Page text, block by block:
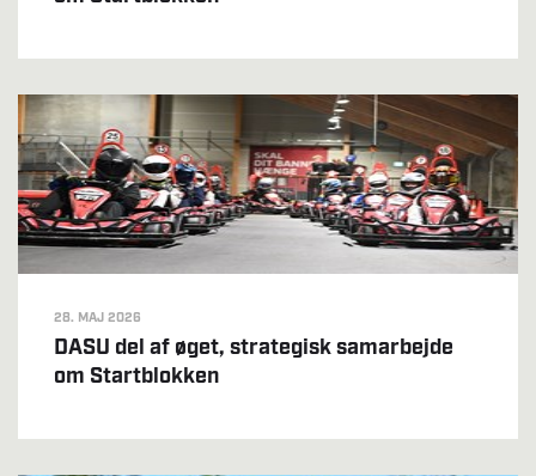
28. MAJ 2026
DASU del af øget, strategisk samarbejde
om Startblokken